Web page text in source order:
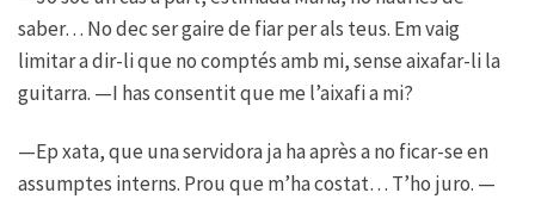
saber… No dec ser gaire de fiar per als teus. Em vaig
limitar a dir-li que no comptés amb mi, sense aixafar-li la
guitarra. —I has consentit que me l’aixafi a mi?
—Ep xata, que una servidora ja ha après a no ficar-se en
assumptes interns. Prou que m’ha costat… T’ho juro. —